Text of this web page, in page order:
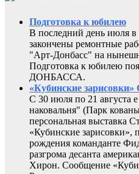
Подготовка к юбилею
В последний день июля
закончены ремонтные
"Арт-Донбасс" на
Подготовка к юбилею
ДОНБАССА.
«Кубинские зарисовки»
С 30 июля по 21 августа
наковальня" (Парк
персональная выставка
«Кубинские зарисовки»,
рождения команданте
разгрома десанта
Хирон. Сообщение